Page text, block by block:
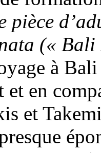
pièce
(«
à
en
et